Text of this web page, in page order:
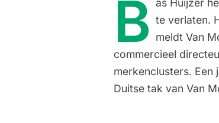
B as Huijzer
te verlaten.
meldt Van
commercieel
merkenclusters. Een
Duitse tak van Van